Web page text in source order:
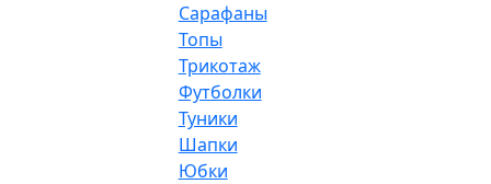
Сарафаны
Топы
Трикотаж
Футболки
Туники
Шапки
Юбки